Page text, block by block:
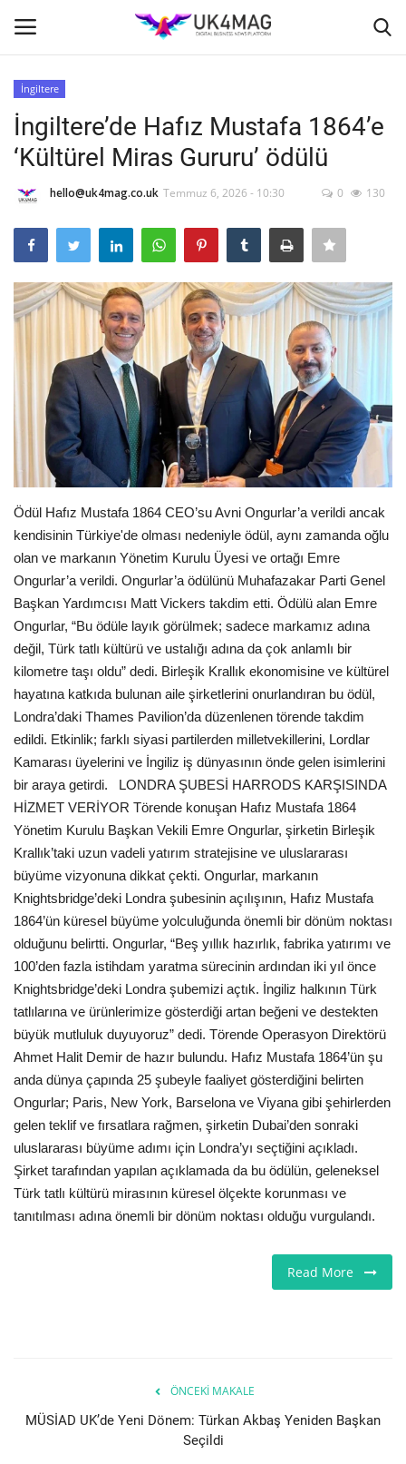
Ana Sayfa
TVNET
TOPLUM
İş Platformu
Seri İlanlar
Londra
İngiltere
İş & Ekonomi
Videolar
Firma Rehberi
Pazaryeri
Kültür - Sanat
Restoranlar
Sağlık
Teknoloji
Etkinlik
Hakkımızda
Galeri
İletişim
Dilim
English Turkish
İngiltere
İngiltere’de Hafız Mustafa 1864’e
‘Kültürel Miras Gururu’ ödülü
hello@uk4mag.co.uk Temmuz 6, 2026 - 10:30 0 130
Ödül Hafız Mustafa 1864 CEO’su Avni Ongurlar’a verildi ancak
kendisinin Türkiye'de olması nedeniyle ödül, aynı zamanda oğlu
olan ve markanın Yönetim Kurulu Üyesi ve ortağı Emre
Ongurlar’a verildi. Ongurlar’a ödülünü Muhafazakar Parti Genel
Başkan Yardımcısı Matt Vickers takdim etti. Ödülü alan Emre
Ongurlar, “Bu ödüle layık görülmek; sadece markamız adına
değil, Türk tatlı kültürü ve ustalığı adına da çok anlamlı bir
kilometre taşı oldu” dedi. Birleşik Krallık ekonomisine ve kültürel
hayatına katkıda bulunan aile şirketlerini onurlandıran bu ödül,
Londra’daki Thames Pavilion’da düzenlenen törende takdim
edildi. Etkinlik; farklı siyasi partilerden milletvekillerini, Lordlar
Kamarası üyelerini ve İngiliz iş dünyasının önde gelen isimlerini
bir araya getirdi. LONDRA ŞUBESİ HARRODS KARŞISINDA
HİZMET VERİYOR Törende konuşan Hafız Mustafa 1864
Yönetim Kurulu Başkan Vekili Emre Ongurlar, şirketin Birleşik
Krallık’taki uzun vadeli yatırım stratejisine ve uluslararası
büyüme vizyonuna dikkat çekti. Ongurlar, markanın
Knightsbridge’deki Londra şubesinin açılışının, Hafız Mustafa
1864’ün küresel büyüme yolculuğunda önemli bir dönüm noktası
olduğunu belirtti. Ongurlar, “Beş yıllık hazırlık, fabrika yatırımı ve
100’den fazla istihdam yaratma sürecinin ardından iki yıl önce
Knightsbridge’deki Londra şubemizi açtık. İngiliz halkının Türk
tatlılarına ve ürünlerimize gösterdiği artan beğeni ve destekten
büyük mutluluk duyuyoruz” dedi. Törende Operasyon Direktörü
Ahmet Halit Demir de hazır bulundu. Hafız Mustafa 1864’ün şu
anda dünya çapında 25 şubeyle faaliyet gösterdiğini belirten
Ongurlar; Paris, New York, Barselona ve Viyana gibi şehirlerden
gelen teklif ve fırsatlara rağmen, şirketin Dubai’den sonraki
uluslararası büyüme adımı için Londra’yı seçtiğini açıkladı.
Şirket tarafından yapılan açıklamada da bu ödülün, geleneksel
Türk tatlı kültürü mirasının küresel ölçekte korunması ve
tanıtılması adına önemli bir dönüm noktası olduğu vurgulandı.
Read More
ÖNCEKI MAKALE
MÜSİAD UK’de Yeni Dönem: Türkan Akbaş Yeniden Başkan
Seçildi